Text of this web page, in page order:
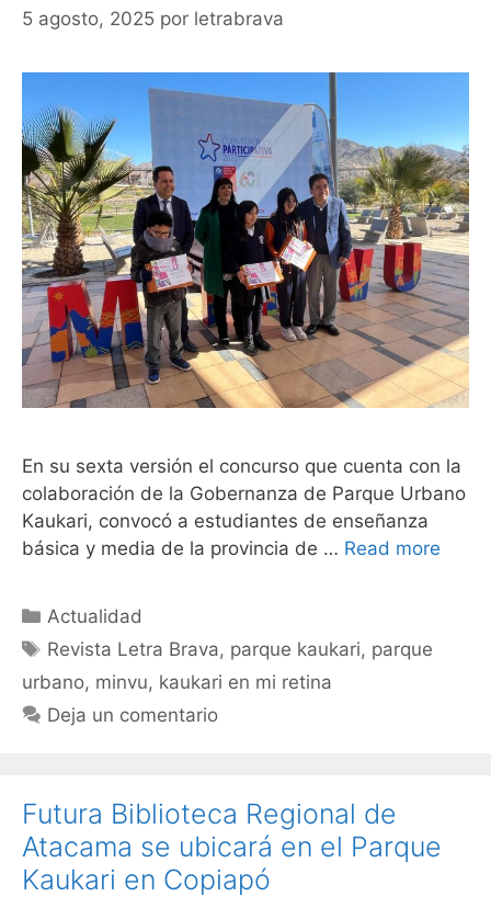
5 agosto, 2025 por letrabrava
En su sexta versión el concurso que cuenta con la
colaboración de la Gobernanza de Parque Urbano
Kaukari, convocó a estudiantes de enseñanza
básica y media de la provincia de … Read more
Actualidad
Revista Letra Brava, parque kaukari, parque
urbano, minvu, kaukari en mi retina
Deja un comentario
Futura Biblioteca Regional de
Atacama se ubicará en el Parque
Kaukari en Copiapó